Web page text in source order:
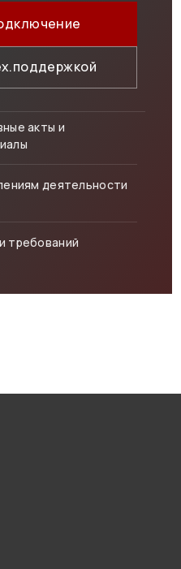
акты и
деятельности
требований